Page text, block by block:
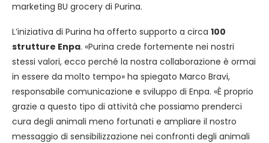
marketing BU grocery di Purina.
L’iniziativa di Purina ha offerto supporto a circa 100
strutture Enpa. «Purina crede fortemente nei nostri
stessi valori, ecco perché la nostra collaborazione è ormai
in essere da molto tempo» ha spiegato Marco Bravi,
responsabile comunicazione e sviluppo di Enpa. «È proprio
grazie a questo tipo di attività che possiamo prenderci
cura degli animali meno fortunati e ampliare il nostro
messaggio di sensibilizzazione nei confronti degli animali